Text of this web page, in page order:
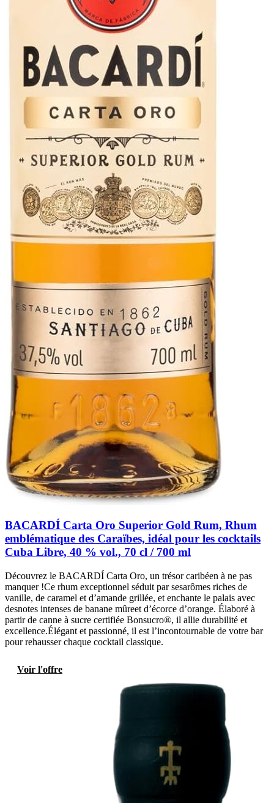
BACARDÍ Carta Oro Superior Gold Rum, Rhum
emblématique des Caraïbes, idéal pour les cocktails
Cuba Libre, 40 % vol., 70 cl / 700 ml
Découvrez le BACARDÍ Carta Oro, un trésor caribéen à ne pas
manquer !Ce rhum exceptionnel séduit par sesarômes riches de
vanille, de caramel et d’amande grillée, et enchante le palais avec
desnotes intenses de banane mûreet d’écorce d’orange. Élaboré à
partir de canne à sucre certifiée Bonsucro®, il allie durabilité et
excellence.Élégant et passionné, il est l’incontournable de votre bar
pour rehausser chaque cocktail classique.
Voir l'offre